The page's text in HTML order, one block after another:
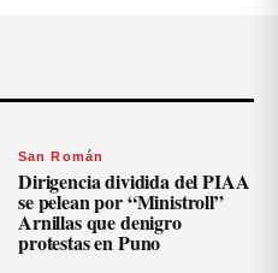
San Román
Dirigencia dividida del PIAA
se pelean por “Ministroll”
Arnillas que denigro
protestas en Puno